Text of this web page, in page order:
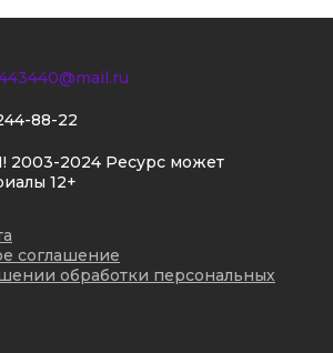
2003-2024 Ресурс может
12+
соглашение
обработки персональных
88-22